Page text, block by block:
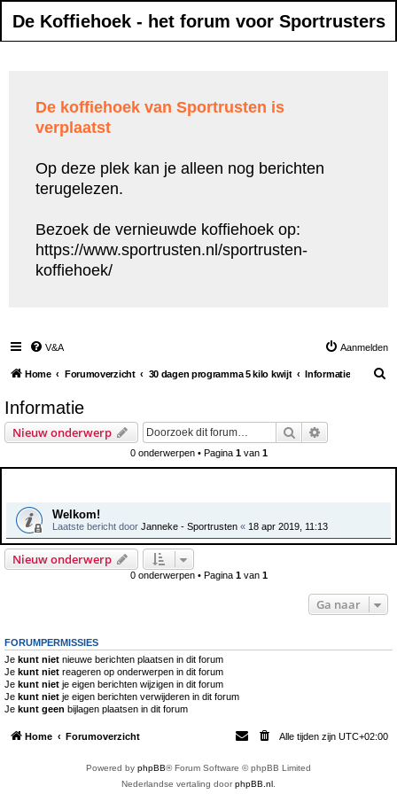
De Koffiehoek - het forum voor Sportrusters
De koffiehoek van Sportrusten is
verplaatst
Op deze plek kan je alleen nog berichten
terugelezen.
Bezoek de vernieuwde koffiehoek op:
https://www.sportrusten.nl/sportrusten-
koffiehoek/
V&A Aanmelden
Home Forumoverzicht 30 dagen programma 5 kilo kwijt Informatie
Informatie
Nieuw onderwerp Zoek
0 onderwerpen • Pagina 1van 1
Welkom!
Laatste bericht door Janneke - Sportrusten « 18 apr 2019, 11:13
Nieuw onderwerp
0 onderwerpen • Pagina 1van 1
Ga naar
FORUMPERMISSIES
Je kunt niet nieuwe berichten plaatsen in dit forum
Je kunt niet reageren op onderwerpen in dit forum
Je kunt niet je eigen berichten wijzigen in dit forum
Je kunt niet je eigen berichten verwijderen in dit forum
Je kunt geen bijlagen plaatsen in dit forum
Home Forumoverzicht Alle tijden zijn UTC+02:00
Powered by phpBB® Forum Software © phpBB Limited
Nederlandse vertaling doorphpBB.nl